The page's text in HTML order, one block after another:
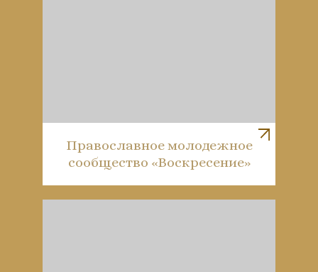
Православное молодежное
сообщество «Воскресение»